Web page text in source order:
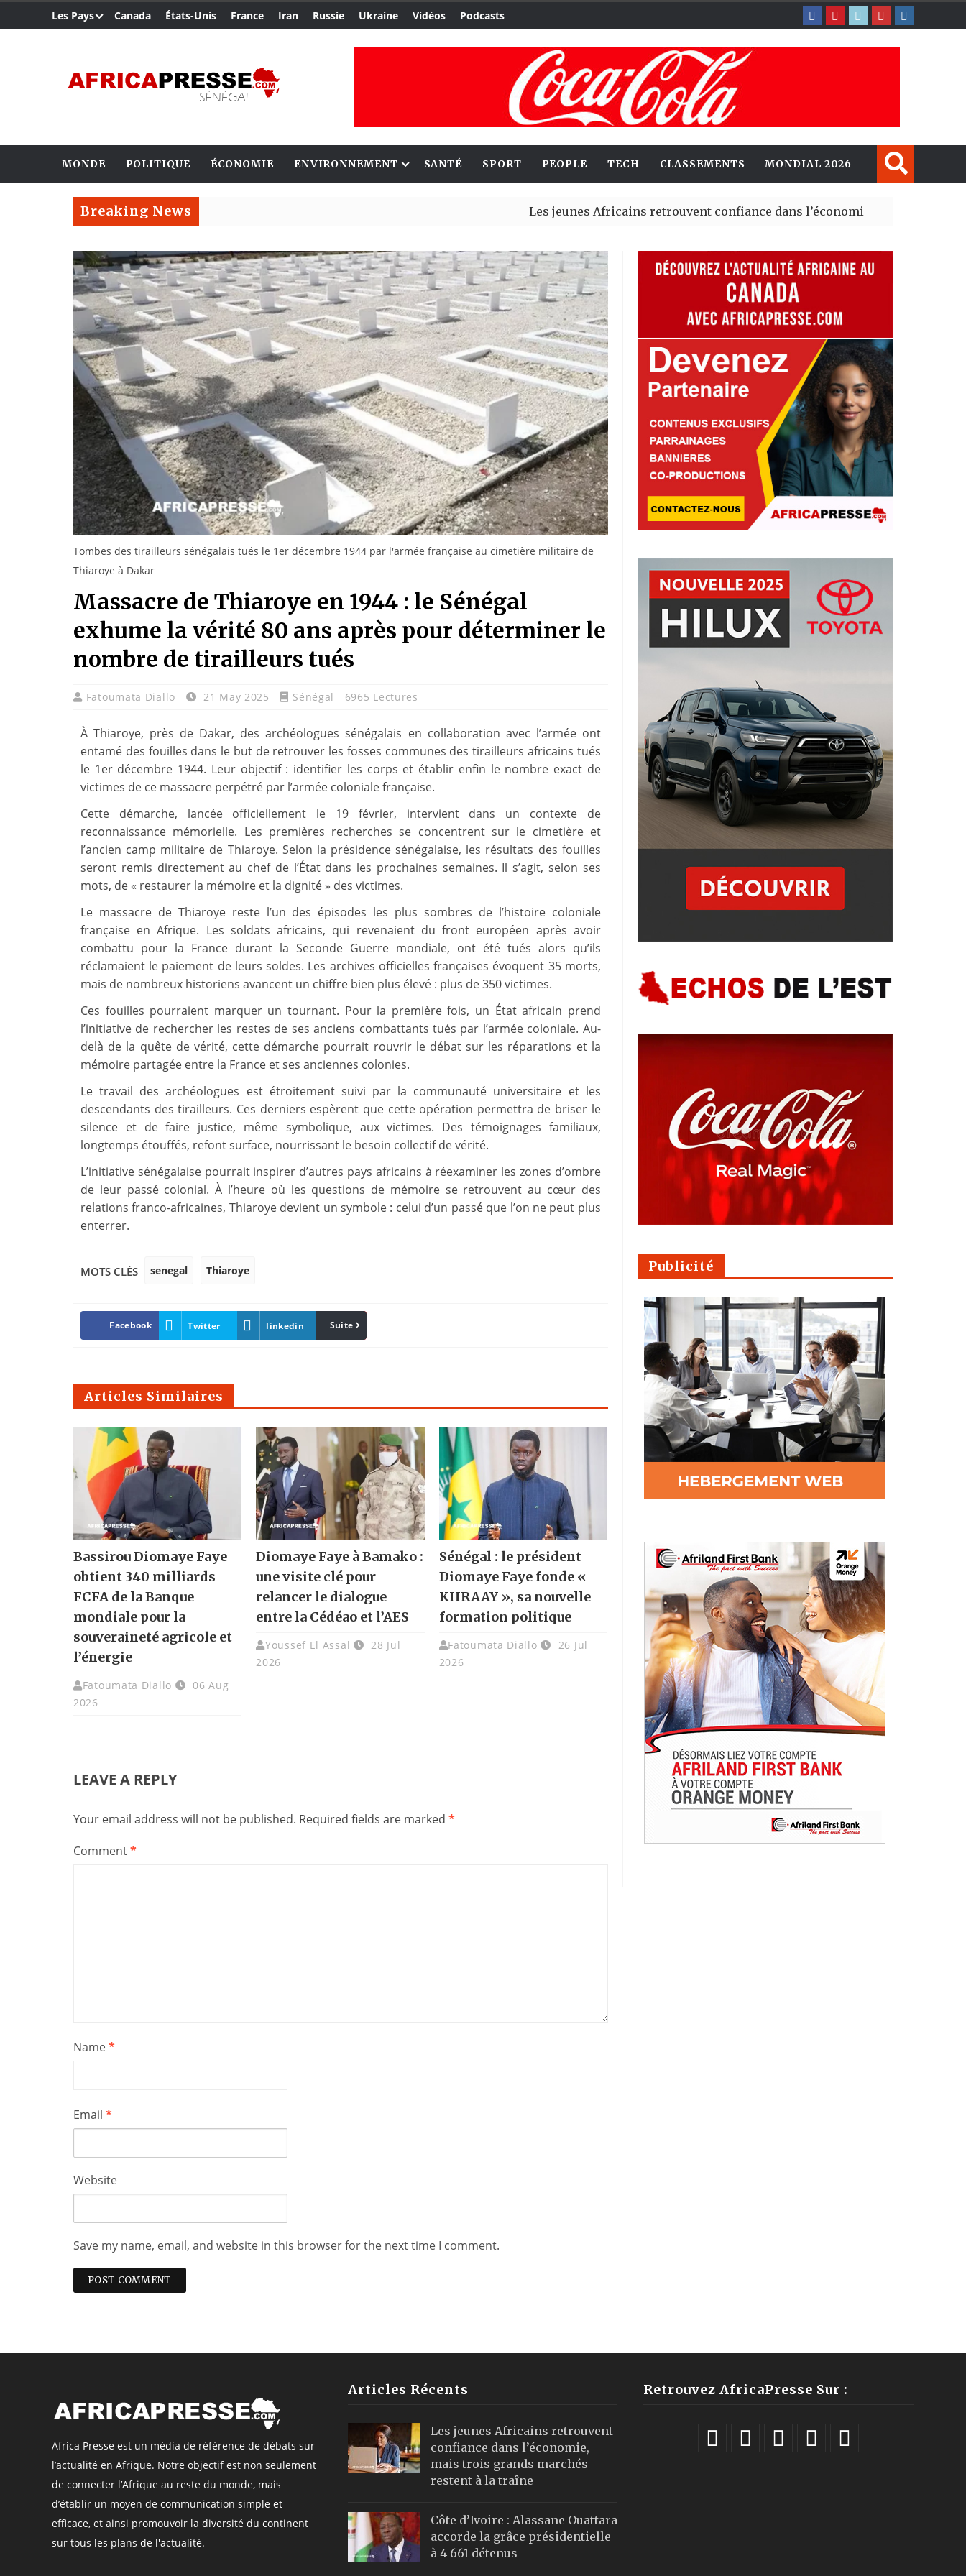
Les Pays Canada États-Unis France Iran Russie Ukraine Vidéos Podcasts
MONDE POLITIQUE ÉCONOMIE ENVIRONNEMENT SANTÉ SPORT PEOPLE TECH CLASSEMENTS MONDIAL 2026
Breaking News Les jeunes Africains retrouvent confiance dans l’économie, mais trois grands
Tombes des tirailleurs sénégalais tués le 1er décembre 1944 par l'armée française au cimetière militaire de
Thiaroye à Dakar
Massacre de Thiaroye en 1944 : le Sénégal
exhume la vérité 80 ans après pour déterminer le
nombre de tirailleurs tués
Fatoumata Diallo 21 May 2025 Sénégal 6965 Lectures
À Thiaroye, près de Dakar, des archéologues sénégalais en collaboration avec l’armée ont
entamé des fouilles dans le but de retrouver les fosses communes des tirailleurs africains tués
le 1er décembre 1944. Leur objectif : identifier les corps et établir enfin le nombre exact de
victimes de ce massacre perpétré par l’armée coloniale française.
Cette démarche, lancée officiellement le 19 février, intervient dans un contexte de
reconnaissance mémorielle. Les premières recherches se concentrent sur le cimetière et
l’ancien camp militaire de Thiaroye. Selon la présidence sénégalaise, les résultats des fouilles
seront remis directement au chef de l’État dans les prochaines semaines. Il s’agit, selon ses
mots, de « restaurer la mémoire et la dignité » des victimes.
Le massacre de Thiaroye reste l’un des épisodes les plus sombres de l’histoire coloniale
française en Afrique. Les soldats africains, qui revenaient du front européen après avoir
combattu pour la France durant la Seconde Guerre mondiale, ont été tués alors qu’ils
réclamaient le paiement de leurs soldes. Les archives officielles françaises évoquent 35 morts,
mais de nombreux historiens avancent un chiffre bien plus élevé : plus de 350 victimes.
Ces fouilles pourraient marquer un tournant. Pour la première fois, un État africain prend
l’initiative de rechercher les restes de ses anciens combattants tués par l’armée coloniale. Au-
delà de la quête de vérité, cette démarche pourrait rouvrir le débat sur les réparations et la
mémoire partagée entre la France et ses anciennes colonies.
Le travail des archéologues est étroitement suivi par la communauté universitaire et les
descendants des tirailleurs. Ces derniers espèrent que cette opération permettra de briser le
silence et de faire justice, même symbolique, aux victimes. Des témoignages familiaux,
longtemps étouffés, refont surface, nourrissant le besoin collectif de vérité.
L’initiative sénégalaise pourrait inspirer d’autres pays africains à réexaminer les zones d’ombre
de leur passé colonial. À l’heure où les questions de mémoire se retrouvent au cœur des
relations franco-africaines, Thiaroye devient un symbole : celui d’un passé que l’on ne peut plus
enterrer.
MOTS CLÉS senegal Thiaroye
Facebook Twitter linkedin Pinterest
Suite
Articles Similaires
Bassirou Diomaye Faye
obtient 340 milliards
FCFA de la Banque
mondiale pour la
souveraineté agricole et
l’énergie
Fatoumata Diallo
06 Aug
2026
Diomaye Faye à Bamako :
une visite clé pour
relancer le dialogue
entre la Cédéao et l’AES
Youssef El Assal
28 Jul
2026
Sénégal : le président
Diomaye Faye fonde «
KIIRAAY », sa nouvelle
formation politique
Fatoumata Diallo
26 Jul
2026
LEAVE A REPLY
Your email address will not be published. Required fields are marked *
Comment*
Name*
Email *
Website
Save my name, email, and website in this browser for the next time I comment.
Publicité
Africa Presse est un média de référence de débats sur
l’actualité en Afrique. Notre objectif est non seulement
de connecter l’Afrique au reste du monde, mais
d’établir un moyen de communication simple et
efficace, et ainsi promouvoir la diversité du continent
sur tous les plans de l'actualité.
Articles Récents
Les jeunes Africains retrouvent
confiance dans l’économie,
mais trois grands marchés
restent à la traîne
Côte d’Ivoire : Alassane Ouattara
accorde la grâce présidentielle
à 4 661 détenus
Retrouvez AfricaPresse Sur :